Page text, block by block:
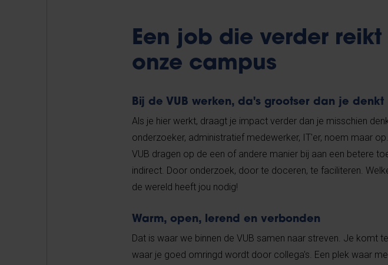
Een job die verder reikt
onze campus
Bij de VUB werken, da's grootser dan je denkt
Als je hier werkt, draagt je impact verder dan je misschien
onderzoeker, administratief medewerker, IT'er, noem maar
VUB dragen op de een of andere manier bij aan een betere
indirect. Door onderzoek, door te doceren, te faciliteren.
de wereld heeft jou nodig!
Warm, open, lerend en verbonden
Dat is waar we binnen de VUB samen naar streven. Je komt
waar je goed omringd wordt door collega's. Een plek waar